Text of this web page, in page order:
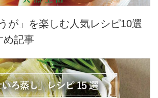
が」を楽しむ人気レシピ10選
め記事